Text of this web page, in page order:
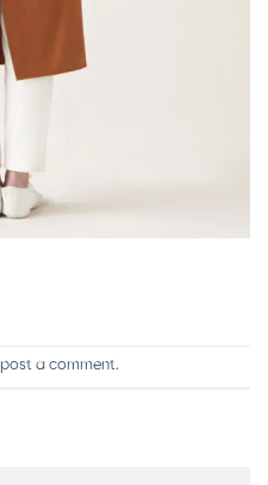
post a comment.